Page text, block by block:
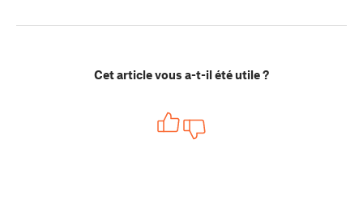
Cet article vous a-t-il été utile ?